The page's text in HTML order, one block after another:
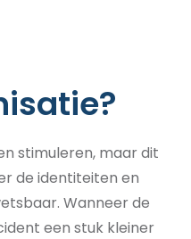
stimuleren, maar dit
de identiteiten en
Wanneer de
een stuk kleiner